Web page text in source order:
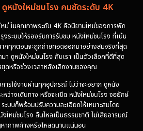
หนังใหม่ชนโรง คมชัดระดับ 4K
ม่ ในคุณภาพระดับ 4K คือนิยามใหม่ของการพัก
งระบบให้รองรับการรับชม หนังใหม่ชนโรง ที่เน้น
กทุกตอนจะถูกถ่ายทอดออกมาอย่างสมจริงที่สุด
มา ดูหนังใหม่ชนโรง กับเรา เป็นตัวเลือกที่ดีที่สุด
ดหรือช่วงเวลาหลังเลิกงานของคุณ
ารใช้งานผ่านทุกอุปกรณ์ ไม่ว่าจะอยาก ดูหนัง
ว่างเดินทาง หรือจะเปิด หนังใหม่ชนโรง จอยักษ์
ะบบก็พร้อมปรับความละเอียดให้เหมาะสมโดย
ใหม่ชนโรง ลื่นไหลเป็นธรรมชาติ ไม่เสียอารมณ์
าภาพค้างหรือโหลดนานแน่นอน